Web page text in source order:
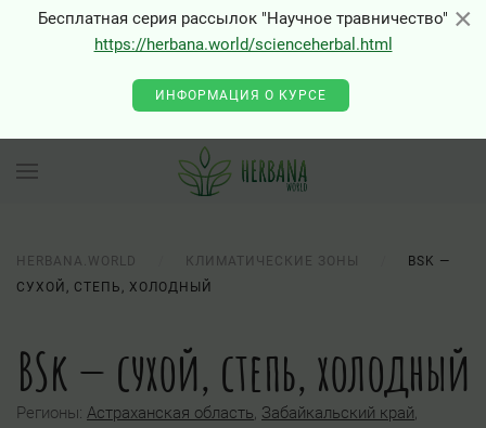
×
Бесплатная серия рассылок "Научное травничество"
https://herbana.world/scienceherbal.html
ИНФОРМАЦИЯ О КУРСЕ
HERBANA.WORLD КЛИМАТИЧЕСКИЕ ЗОНЫ
BSK —
СУХОЙ, СТЕПЬ, ХОЛОДНЫЙ
BSk — сухой, степь, холодный
Регионы: Астраханская область, Забайкальский край,
×
0 - Class "Joomla\Input\Json" not found